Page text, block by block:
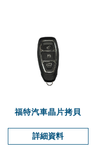
福特汽車晶片拷貝
詳細資料